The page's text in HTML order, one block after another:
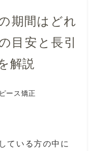
期間はどれ
目安と長引
解説
ース矯正
ている方の中に